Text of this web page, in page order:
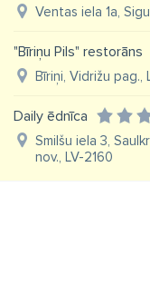
Ventas iela 1a,
"Bīriņu Pils" restorāns
Bīriņi, Vidrižu pag.,
Daily ēdnīca
Smilšu iela 3,
nov., LV-2160